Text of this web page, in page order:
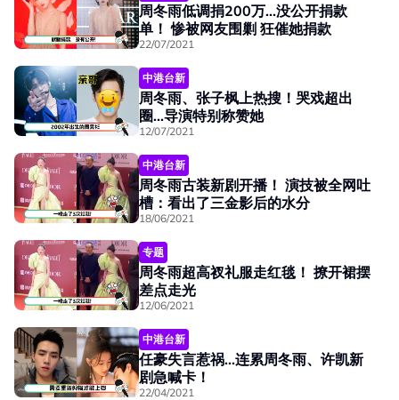
周冬雨低调捐200万...没公开捐款
单！ 惨被网友围剿 狂催她捐款
22/07/2021
中港台新
周冬雨、张子枫上热搜！哭戏超出
圈...导演特别称赞她
12/07/2021
中港台新
周冬雨古装新剧开播！ 演技被全网吐
槽：看出了三金影后的水分
18/06/2021
专题
周冬雨超高衩礼服走红毯！ 撩开裙摆
差点走光
12/06/2021
中港台新
任豪失言惹祸...连累周冬雨、许凯新
剧急喊卡！
22/04/2021